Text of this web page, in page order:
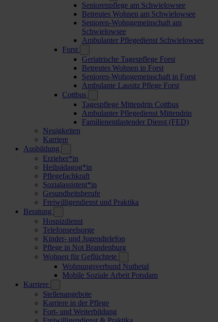
Seniorenpflege am Schwielowsee
Betreutes Wohnen am Schwielowsee
Senioren-Wohngemeinschaft am
Schwielowsee
Ambulanter Pflegedienst Schwielowsee
Forst
Geriatrische Tagespflege Forst
Betreutes Wohnen in Forst
Senioren-Wohngemeinschaft in Forst
Ambulante Lausitz Pflege Forst
Cottbus
Tagespflege Mittendrin Cottbus
Ambulanter Pflegedienst Mittendrin
Familienentlastender Dienst (FED)
Neuigkeiten
Karriere
Ausbildung
Erzieher*in
Heilpädagog*in
Pflegefachkraft
Sozialassistent*in
Gesundheitsberufe
Freiwilligendienst und Praktika
Beratung
Hospizdienst
Telefonseelsorge
Kinder- und Jugendtelefon
Pflege in Not Brandenburg
Wohnen für Geflüchtete
Wohnungsverbund Nuthetal
Mobile Soziale Arbeit Potsdam
Karriere
Stellenangebote
Karriere in der Pflege
Fort- und Weiterbildung
Freiwilligendienst & Praktika